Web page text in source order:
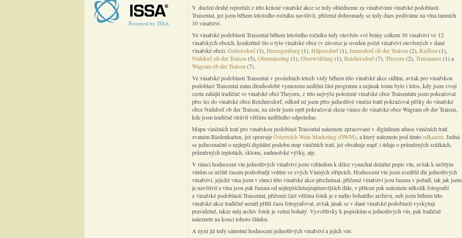
Powered by ISSA
V dnešní druhé reportáži z této krásné vinařské akce se tedy ohlédneme za vinařstvími vinařské podoblasti
Traisental, jež jsem během letošního ročníku navštívil, přičemž dohromady se tedy dnes podíváme na vína tamních
10 vinařství.
Ve vinařské podoblasti Traisental během letošního ročníku tedy otevřelo své brány celkem 30 vinařství ve 12
vinařských obcích, konkrétně šlo o tyto vinařské obce (v závorce je uveden počet vinařství otevřených v dané
vinařské obci):Getzersdorf(1), Herzogenburg(1), Hilpersdorf(1), Inzersdorf ob der Traisen (2), Kuffern (1),
Nußdorf ob der Traisen (5), Obermiesting(1), Oberwölbling(1), Reichersdorf(7), Theyern (2), Traismauer(1) a
Wagram ob der Traisen (7).
Ve vinařské podoblasti Traisental v posledních letech vždy během této vinařské akce sídlím, avšak pro vinařskou
podoblast Traisental mám dlouhodobě vymezenu nedělní část programu a nejinak tomu bylo i letos, kdy jsem svojí
cestu zahájil tradičně ve vinařské obci Theyern, z této nejvýše položené vinařské obce Traisentalu jsem pokračoval
přes les do vinařské obce Reichersdorf, odkud už jsem přes jednotlivé viniční tratě pokračoval pěšky do vinařské
obce Nußdorf ob der Traisen, na závěr jsem opět pokračoval skrze vinice do vinařské obce Wagram ob der Traisen,
kde jsem tradičně strávil většinu nedělního odpoledne.
Mapu viničních tratí pro vinařskou podoblast Traisental naleznete zpracované v digitálním atlasu viničních tratí
zvaném Riedenkarten, jež spravujeÖsterreich Wein Marketing (ÖWM) , a který naleznete pod tímtoodkazem. Jedná
se jednoznačně o nejlepší digitální podobu map viničních tratí, jež obsahuje např. i údaje o průměrných srážkách,
průměrných teplotách, sklonu, nadmořské výšky, atp.
V rámci hodnocení vín jednotlivých vinařství jsem vzhledem k délce vynechal detailní popis vín, avšak k určitým
vínům se určitě časem podrobněji vrátím ve svých Vinných střípcích. Hodnocení vín jsem rozdělil dle jednotlivých
vinařství, jejichž vína jsem v rámci této vinařské akce přechutnal, přičemž vinařství jsou řazena v pořadí, tak jak jsem
je navštívil a vína jsou pak řazena od nejlepších/nejzajímavějších dále, v příloze pak naleznete několik fotografií
z vinařské podoblasti Traisental, přičemž část většina fotek je z mého bohatého archivu, neb jsem během této
vinařské akce tradičně neměl příliš času fotografovat, avšak jinak se v dané vinařské podoblasti vyskytuji
pravidelně, takže můj archiv fotek je velmi bohatý. Vysvětlivky k popiskům u jednotlivých vín, pak tradičně
naleznete na konci tohoto článku.
A nyní již tedy samotné hodnocení jednotlivých vinařství a jejich vín: